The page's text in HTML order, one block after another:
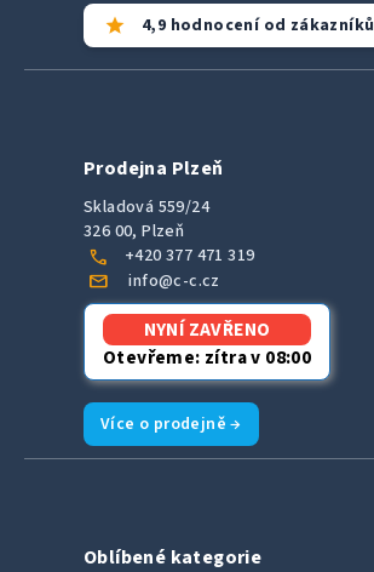
star 4,9 hodnocení od zákazníků
Prodejna Plzeň
Skladová 559/24
326 00, Plzeň
call +420 377 471 319
mail info@c-c.cz
NYNÍ ZAVŘENO
Otevřeme: zítra v 08:00
Více o prodejně →
Oblíbené kategorie